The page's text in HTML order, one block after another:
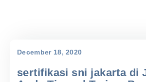
December 18, 2020
sertifikasi sni jakarta di